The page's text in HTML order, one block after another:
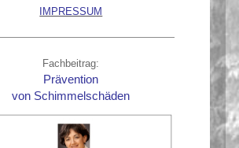
IMPRESSUM
Fachbeitrag:
Prävention
von Schimmelschäden